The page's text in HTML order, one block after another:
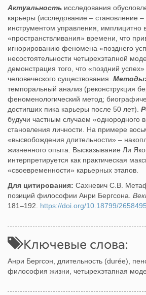
Актуальность исследования
карьеры (исследование – становление
инструментом управления,
«пространствливания» времени, что
игнорированию феномена «позднего
несостоятельности четырехэтапной
демонстрация того, что «поздний
человеческого существования. Методы:
темпоральный анализ (реконструкция
феноменологический метод;
достигших пика карьеры после 50 лет).
будучи частным случаем
становления личности. На примере
«высвобождения длительности» –
жизненного опыта. Высказывание Ли
интерпретируется как практическая
«своевременности» карьерных этапов.
Для цитирования: Сахневич С.В.
позиций философии Анри Бергсона.
181–192. https://doi.org/10.18799/
Ключевые слова:
Анри Бергсон, длительность (durée),
философия жизни, четырехэтапная